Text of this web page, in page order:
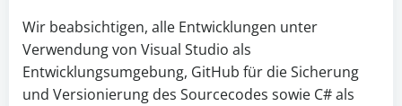
Wir beabsichtigen, alle Entwicklungen unter
Verwendung von Visual Studio als
Entwicklungsumgebung, GitHub für die Sicherung
und Versionierung des Sourcecodes sowie C# als